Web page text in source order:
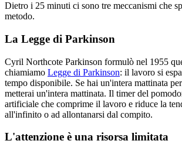
Dietro i 25 minuti ci sono tre meccanismi che
metodo.
La Legge di Parkinson
Cyril Northcote Parkinson formulò nel 1955
chiamiamo Legge di Parkinson: il lavoro si
tempo disponibile. Se hai un'intera mattinata
metterai un'intera mattinata. Il timer del
artificiale che comprime il lavoro e riduce la
all'infinito o ad allontanarsi dal compito.
L'attenzione è una risorsa limitata